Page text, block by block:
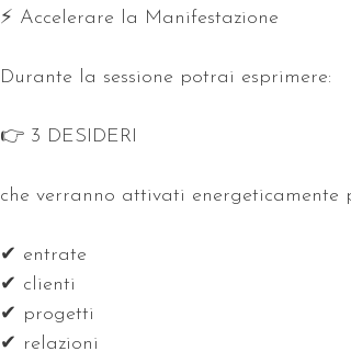
⚡ Accelerare la Manifestazione
Durante la sessione potrai esprimere:
👉 3 DESIDERI
che verranno attivati energeticamente
✔ entrate
✔ clienti
✔ progetti
✔ relazioni